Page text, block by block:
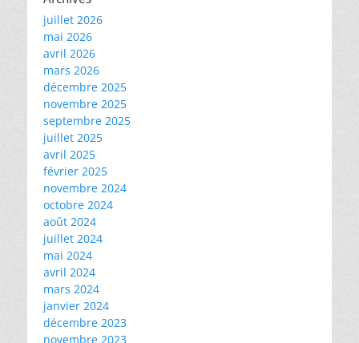
juillet 2026
mai 2026
avril 2026
mars 2026
décembre 2025
novembre 2025
septembre 2025
juillet 2025
avril 2025
février 2025
novembre 2024
octobre 2024
août 2024
juillet 2024
mai 2024
avril 2024
mars 2024
janvier 2024
décembre 2023
novembre 2023